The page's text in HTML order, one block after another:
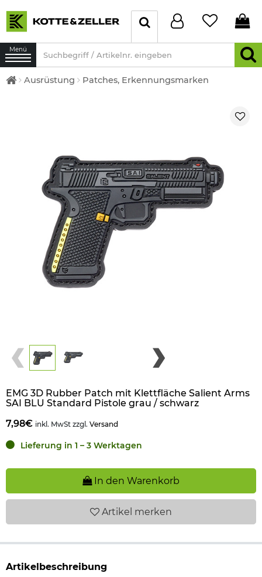
Menü
Ausrüstung Patches, Erkennungsmarken
EMG 3D Rubber Patch mit Klettfläche Salient Arms
SAI BLU Standard Pistole grau / schwarz
7,98€ inkl. MwSt zzgl. Versand
Lieferung in 1 – 3 Werktagen
In den Warenkorb
Artikel merken
Artikelbeschreibung